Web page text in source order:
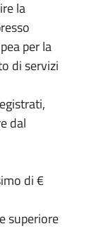
la
per la
di servizi
dal
di €
superiore